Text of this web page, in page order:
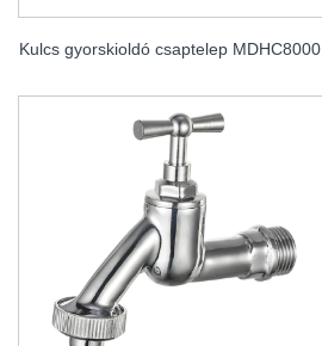
Kulcs gyorskioldó csaptelep MDHC8000